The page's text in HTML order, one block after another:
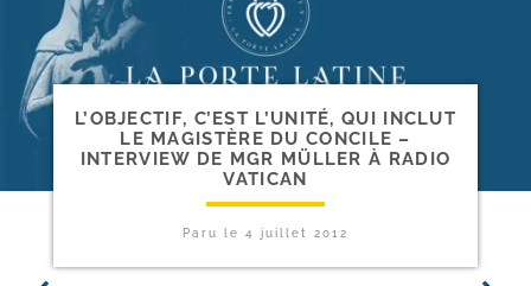
L’OBJECTIF, C’EST L’UNITÉ, QUI INCLUT
LE MAGISTÈRE DU CONCILE –
INTERVIEW DE MGR MÜLLER À RADIO
VATICAN
Paru le 4 juillet 2012